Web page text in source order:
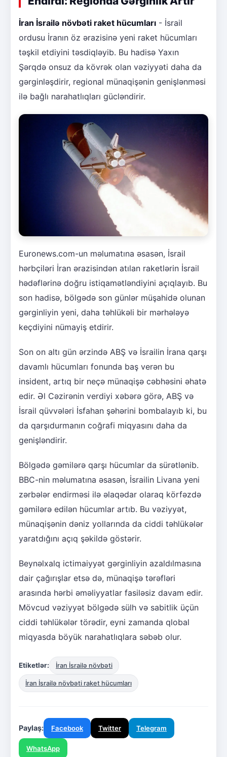
İran İsrailə növbəti raket hücumları - İsrail
ordusu İranın öz ərazisinə yeni raket hücumları
təşkil etdiyini təsdiqləyib. Bu hadisə Yaxın
Şərqdə onsuz da kövrək olan vəziyyəti daha da
gərginləşdirir, regional münaqişənin genişlənməsi
ilə bağlı narahatlıqları gücləndirir.
Euronews.com-un məlumatına əsasən, İsrail
hərbçiləri İran ərazisindən atılan raketlərin İsrail
hədəflərinə doğru istiqamətləndiyini açıqlayıb. Bu
son hadisə, bölgədə son günlər müşahidə olunan
gərginliyin yeni, daha təhlükəli bir mərhələyə
keçdiyini nümayiş etdirir.
Son on altı gün ərzində ABŞ və İsrailin İrana qarşı
davamlı hücumları fonunda baş verən bu
insident, artıq bir neçə münaqişə cəbhəsini əhatə
edir. Əl Cəzirənin verdiyi xəbərə görə, ABŞ və
İsrail qüvvələri İsfahan şəhərini bombalayıb ki, bu
da qarşıdurmanın coğrafi miqyasını daha da
genişləndirir.
Bölgədə gəmilərə qarşı hücumlar da sürətlənib.
BBC-nin məlumatına əsasən, İsrailin Livana yeni
zərbələr endirməsi ilə əlaqədar olaraq körfəzdə
gəmilərə edilən hücumlar artıb. Bu vəziyyət,
münaqişənin dəniz yollarında da ciddi təhlükələr
yaratdığını açıq şəkildə göstərir.
Beynəlxalq ictimaiyyət gərginliyin azaldılmasına
dair çağırışlar etsə də, münaqişə tərəfləri
arasında hərbi əməliyyatlar fasiləsiz davam edir.
Mövcud vəziyyət bölgədə sülh və sabitlik üçün
ciddi təhlükələr törədir, eyni zamanda qlobal
miqyasda böyük narahatlıqlara səbəb olur.
Etiketlər: İran İsrailə növbəti
İran İsrailə növbəti raket hücumları
Paylaş: Facebook Twitter Telegram
WhatsApp